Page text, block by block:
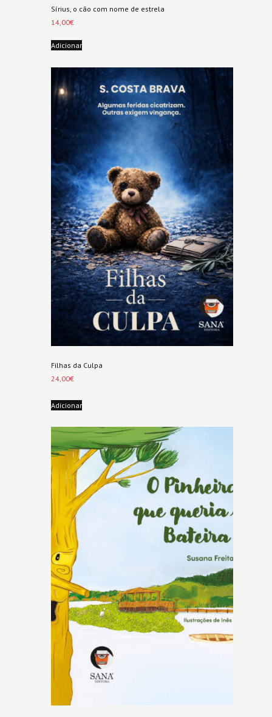
Sírius, o cão com nome de estrela
14,00€
Adicionar
Filhas da Culpa
24,00€
Adicionar